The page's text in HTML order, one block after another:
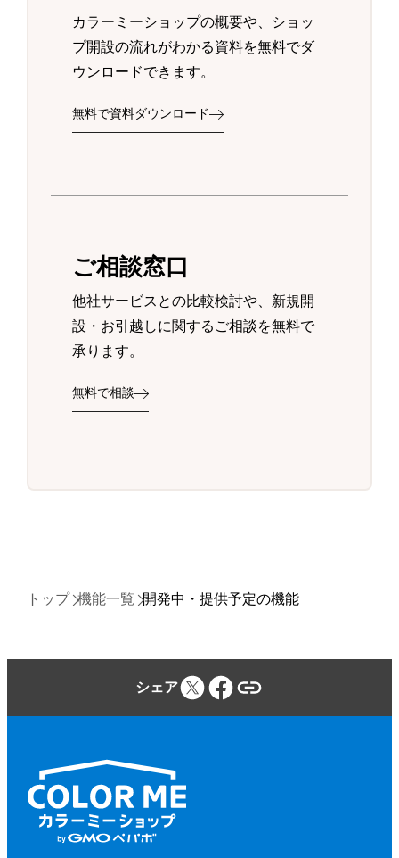
カラーミーショップの概要や、ショッ
プ開設の流れがわかる資料を無料でダ
ウンロードできます。
無料で資料ダウンロード
ご相談窓口
他社サービスとの比較検討や、新規開
設・お引越しに関するご相談を無料で
承ります。
無料で相談
トップ 機能一覧 開発中・提供予定の機能
シェア